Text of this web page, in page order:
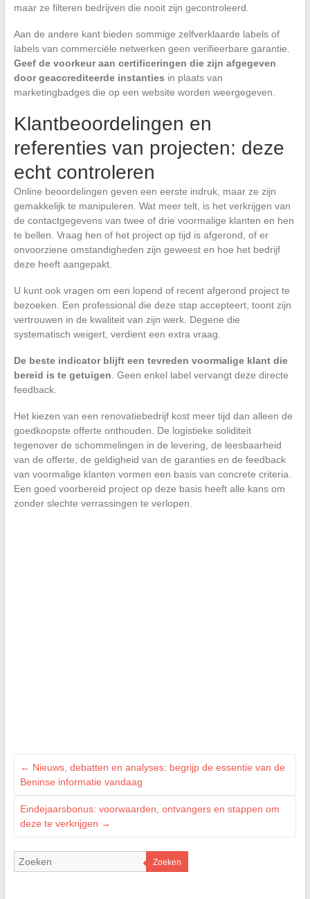
maar ze filteren bedrijven die nooit zijn gecontroleerd.
Aan de andere kant bieden sommige zelfverklaarde labels of
labels van commerciële netwerken geen verifieerbare garantie.
Geef de voorkeur aan certificeringen die zijn afgegeven
door geaccrediteerde instanties in plaats van
marketingbadges die op een website worden weergegeven.
Klantbeoordelingen en
referenties van projecten: deze
echt controleren
Online beoordelingen geven een eerste indruk, maar ze zijn
gemakkelijk te manipuleren. Wat meer telt, is het verkrijgen van
de contactgegevens van twee of drie voormalige klanten en hen
te bellen. Vraag hen of het project op tijd is afgerond, of er
onvoorziene omstandigheden zijn geweest en hoe het bedrijf
deze heeft aangepakt.
U kunt ook vragen om een lopend of recent afgerond project te
bezoeken. Een professional die deze stap accepteert, toont zijn
vertrouwen in de kwaliteit van zijn werk. Degene die
systematisch weigert, verdient een extra vraag.
De beste indicator blijft een tevreden voormalige klant die
bereid is te getuigen. Geen enkel label vervangt deze directe
feedback.
Het kiezen van een renovatiebedrijf kost meer tijd dan alleen de
goedkoopste offerte onthouden. De logistieke soliditeit
tegenover de schommelingen in de levering, de leesbaarheid
van de offerte, de geldigheid van de garanties en de feedback
van voormalige klanten vormen een basis van concrete criteria.
Een goed voorbereid project op deze basis heeft alle kans om
zonder slechte verrassingen te verlopen.
← Nieuws, debatten en analyses: begrijp de essentie van de
Beninse informatie vandaag
Eindejaarsbonus: voorwaarden, ontvangers en stappen om
deze te verkrijgen →
Zoeken